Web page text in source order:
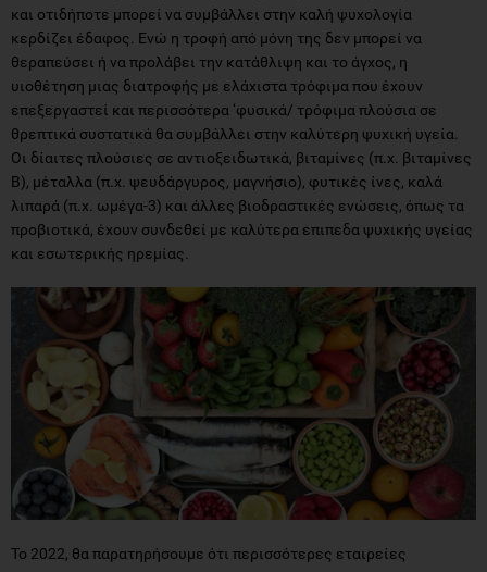
και οτιδήποτε μπορεί να συμβάλλει στην καλή ψυχολογία
κερδίζει έδαφος. Ενώ η τροφή από μόνη της δεν μπορεί να
θεραπεύσει ή να προλάβει την κατάθλιψη και το άγχος, η
υιοθέτηση μιας διατροφής με ελάχιστα τρόφιμα που έχουν
επεξεργαστεί και περισσότερα ‘φυσικά/ τρόφιμα πλούσια σε
θρεπτικά συστατικά θα συμβάλλει στην καλύτερη ψυχική υγεία.
Οι δίαιτες πλούσιες σε αντιοξειδωτικά, βιταμίνες (π.χ. βιταμίνες
Β), μέταλλα (π.χ. ψευδάργυρος, μαγνήσιο), φυτικές ίνες, καλά
λιπαρά (π.χ. ωμέγα-3) και άλλες βιοδραστικές ενώσεις, όπως τα
προβιοτικά, έχουν συνδεθεί με καλύτερα επιπεδα ψυχικής υγείας
και εσωτερικής ηρεμίας.
Το 2022, θα παρατηρήσουμε ότι περισσότερες εταιρείες